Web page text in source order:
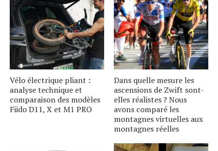
Vélo électrique pliant :
analyse technique et
comparaison des modèles
Fiido D11, X et M1 PRO
Dans quelle mesure les
ascensions de Zwift sont-
elles réalistes ? Nous
avons comparé les
montagnes virtuelles aux
montagnes réelles